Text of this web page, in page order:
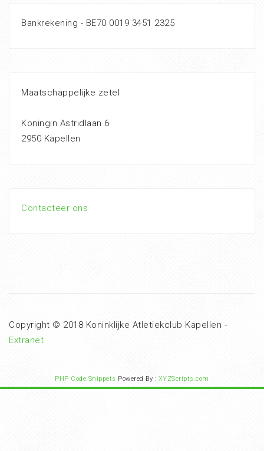
Bankrekening - BE70 0019 3451 2325
Maatschappelijke zetel
Koningin Astridlaan 6
2950 Kapellen
Contacteer ons
Copyright © 2018 Koninklijke Atletiekclub Kapellen -
Extranet
PHP Code Snippets Powered By : XYZScripts.com